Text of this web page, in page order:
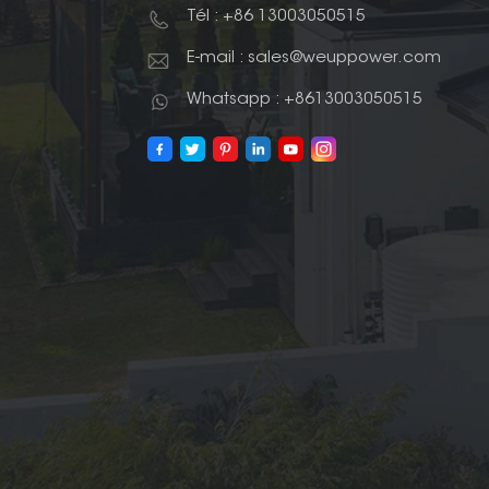
Tél : +86 13003050515
E-mail : sales@weuppower.com
Whatsapp : +8613003050515